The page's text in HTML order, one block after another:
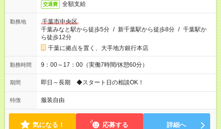
交通費 全額支給
勤務地
千葉市中央区
千葉みなと駅から徒歩5分 / 新千葉駅から徒歩8分 / 千葉駅か
ら徒歩12分
千葉に拠点を置く、大手地方銀行本店
勤務時間 9：00～17：00（実働7時間/休憩60分）
期間 即日～長期 ◆スタート日の相談OK！
特徴 服装自由
気になる！ 応募する 詳細へ